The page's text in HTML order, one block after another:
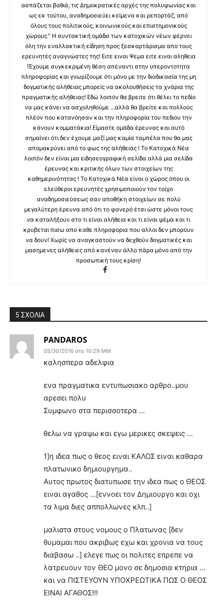
ασπάζεται βαθιά, τις Δημοκρατικές αρχές της πολυφωνίας και
ως εκ τούτου, αναδημοσιεύει κείμενα και ρεπορτάζ, από
όλους τους πολιτικούς, κοινωνικούς και επιστημονικούς
χώρους." Η συντακτική ομάδα των κατοχικών νέων φέρνει
όλη την εναλλακτική είδηση προς ξεσκαρτάρισμα απο τους
ερευνητές αναγνώστες της! Ειτε ειναι Ψεμα ειτε ειναι αληθεια
!Έχουμε συγκεκριμένη θέση απέναντι στην υπεροντοτητα
πληροφορίας και γνωρίζουμε ότι μόνο με την διαδικασία της μη
δογματικής αλήθειας μπορείς να ακολουθήσεις τα χνάρια της
πραγματικής αλήθειας! Εδώ λοιπόν θα βρειτε ότι θέλει το πεδίο
να μας κάνει να ασχοληθούμε ...αλλά θα βρείτε και πολλούς
πλέον που κατανόησαν και την πληροφορία του πεδιου την
κάνουν κομματάκια! Είμαστε ομάδα έρευνας και αυτό
σημαίνει ότι δεν έχουμε μαζί μας καμία ταμπέλα που θα μας
απομακρύνει από το φως της αλήθειας ! Το Κατοχικά Νέα
λοιπόν δεν είναι μια ειδησεογραφική σελίδα αλλά μια σελίδα
έρευνας και κριτικής όλων των στοιχείων της
καθημερινότητας ! Το Κατοχικά Νέα είναι ο χώρος όπου οι
ελεύθεροι ερευνητές χρησιμοποιούν τον τοίχο
αναδημοσιεύσεως σαν αποθήκη στοιχείων σε πολύ
μεγαλύτερη έρευνα από ότι το φανερό έτσι ώστε μόνοι τους
να καταλήξουν στο τι είναι αλήθεια και τι είναι ψέμα και τι
κρυβεται πισω απο καθε πληροφορια που αλλοι δεν μπορουν
να δουν! Χωρίς να αναγκαστούν να δεχθούν δογματικές και
μασημενες αλήθειες από κανέναν άλλο πάρα μόνο από την
προσωπική τους κρίση!
5 ΣΧΟΛΙΑ
PANDAROS
05/30/2016 στο 10:29 ΜΜ
καλησπερα αδελφια
ενα πραγματικα εντυπωσιακο αρθρο..μου
αρεσει πολυ
Συμφωνο στα περισσοτερα …
θελω να γραψω και εγω μερικες σκεψεις …
1]η ιδεα πως ο θεος ειναι ΚΑΛΟΣ ειναι καθαρα
πλατωνικο δημιουργημα..
Αυτος πρωτος διατυπωσε την ιδεα πως ο ΘΕΟΣ
ειναι αγαθος …[εννοει τον Δημιουργο και οχι
τα λιμα διες αππολλωνες κλπ..]
μαλιστα στους νομους ο Πλατωνας [δεν
θυμαμαι που ακριβως εχω και χρονια να τους
διαβασω ..] ελεγε πως οι πολιτες επρεπε να
λατρευουν τον ΘΕΟ μονο σε δημοσια κτηρια …
και να ΠΙΣΤΕΥΟΥΝ ΥΠΟΧΡΕΩΤΙΚΑ ΠΩΣ Ο ΘΕΟΣ
ΕΙΝΑΙ ΑΓΑΘΟΣ!!!